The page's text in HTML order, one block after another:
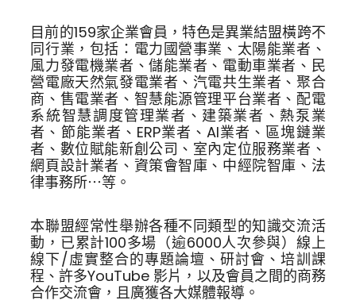
目前的159家企業會員，特色是異業結盟橫跨不
同行業，包括：電力國營事業、太陽能業者、
風力發電機業者、儲能業者、電動車業者、民
營電廠天然氣發電業者、汽電共生業者、聚合
商、售電業者、智慧能源管理平台業者、配電
系統智慧調度管理業者、建築業者、熱泵業
者、節能業者、 ERP業者、Al業者、區塊鏈業
者、數位賦能新創公司、室內定位服務業者、
網頁設計業者、資策會智庫、中經院智庫、法
律事務所⋯等。
本聯盟經常性舉辦各種不同類型的知識交流活
動，已累計100多場（逾6000人次參與）線上
線下/虛實整合的專題論壇、研討會、培訓課
程、許多YouTube 影片，以及會員之間的商務
合作交流會，且廣獲各大媒體報導。